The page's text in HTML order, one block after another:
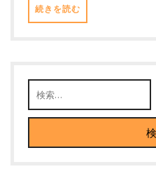
続きを読む